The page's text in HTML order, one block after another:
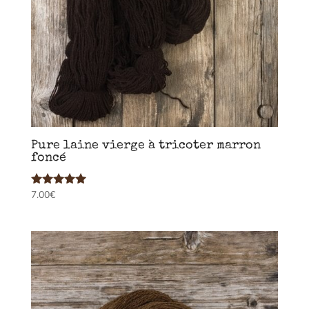
Pure laine vierge à tricoter marron
foncé
Note
7.00€